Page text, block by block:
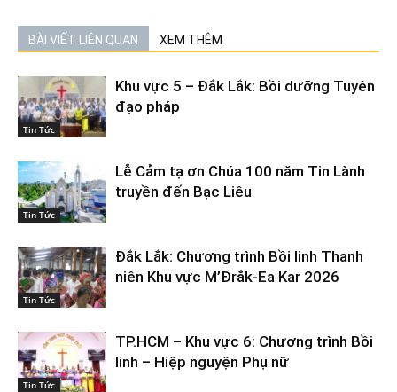
BÀI VIẾT LIÊN QUAN XEM THÊM
Tin Tức
Khu vực 5 – Đắk Lắk: Bồi dưỡng Tuyên
đạo pháp
Tin Tức
Lễ Cảm tạ ơn Chúa 100 năm Tin Lành
truyền đến Bạc Liêu
Tin Tức
Đắk Lắk: Chương trình Bồi linh Thanh
niên Khu vực M’Đrắk-Ea Kar 2026
Tin Tức
TP.HCM – Khu vực 6: Chương trình Bồi
linh – Hiệp nguyện Phụ nữ